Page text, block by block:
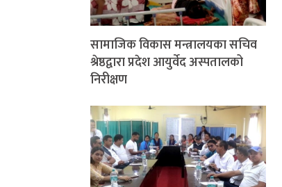
सामाजिक विकास मन्त्रालयका सचिव
श्रेष्ठद्वारा प्रदेश आयुर्वेद अस्पतालको
निरीक्षण